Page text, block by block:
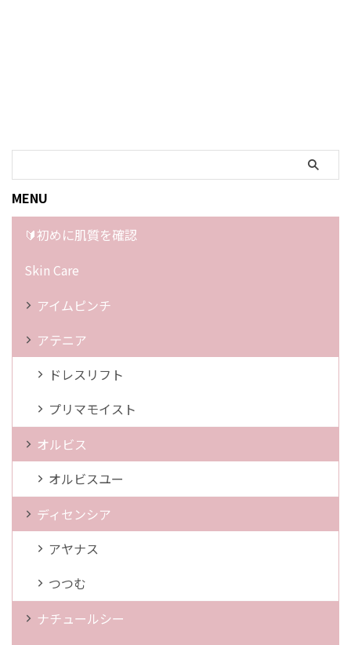
MENU
🔰初めに肌質を確認
Skin Care
アイムピンチ
アテニア
ドレスリフト
プリマモイスト
オルビス
オルビスユー
ディセンシア
アヤナス
つつむ
ナチュールシー